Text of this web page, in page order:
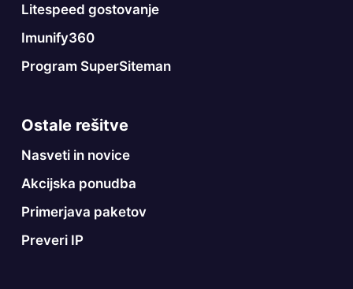
Litespeed gostovanje
Imunify360
Program SuperSiteman
Ostale rešitve
Nasveti in novice
Akcijska ponudba
Primerjava paketov
Preveri IP